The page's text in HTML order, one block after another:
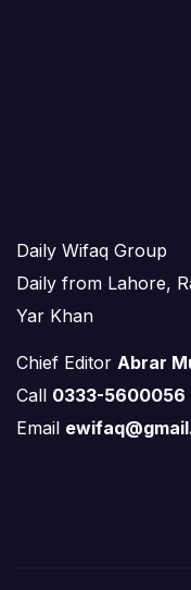
Daily Wifaq Group
Daily from Lahore,
Yar Khan
Chief Editor Abrar
Call 0333-5600056
Email